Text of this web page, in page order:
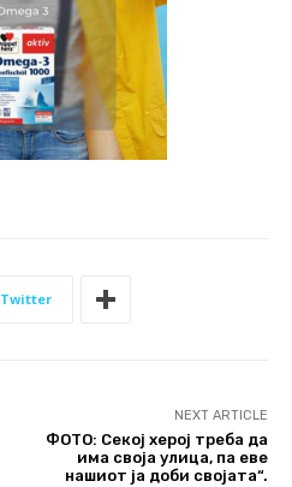
Twitter
NEXT ARTICLE
ФОТО: Секој херој треба да
има своја улица, па еве
нашиот ја доби својата“.